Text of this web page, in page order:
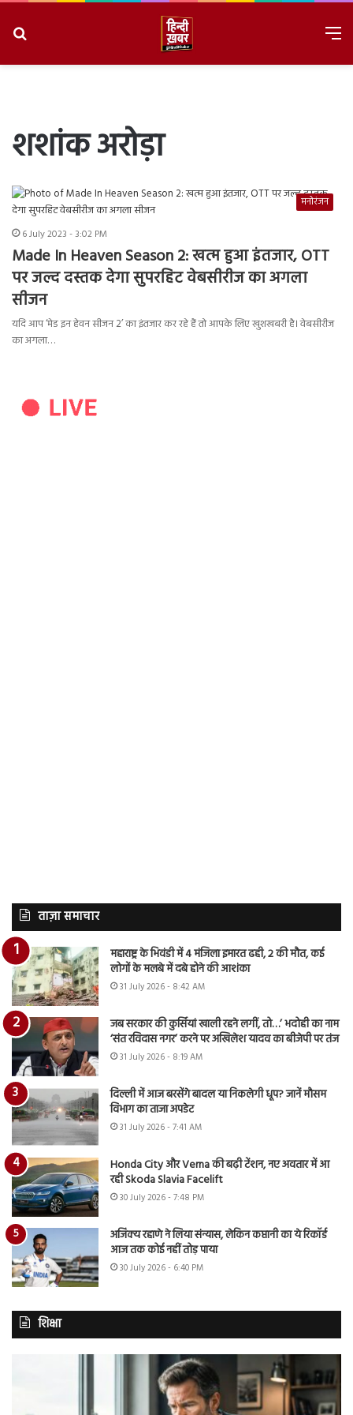
शशांक अरोड़ा
मनोरंजन
6 July 2023 - 3:02 PM
Made In Heaven Season 2: खत्म हुआ इंतजार, OTT
पर जल्द दस्तक देगा सुपरहिट वेबसीरीज का अगला
सीजन
यदि आप ‘मेड इन हेवन सीजन 2’ का इंतजार कर रहे हैं तो आपके लिए खुशखबरी है। वेबसीरीज
का अगला…
ताज़ा समाचार
महाराष्ट्र के भिवंडी में 4 मंजिला इमारत ढही, 2 की मौत, कई
लोगों के मलबे में दबे होने की आशंका
31 July 2026 - 8:42 AM
जब सरकार की कुर्सियां खाली रहने लगीं, तो…’ भदोही का नाम
‘संत रविदास नगर’ करने पर अखिलेश यादव का बीजेपी पर तंज
31 July 2026 - 8:19 AM
दिल्ली में आज बरसेंगे बादल या निकलेगी धूप? जानें मौसम
विभाग का ताजा अपडेट
31 July 2026 - 7:41 AM
Honda City और Verna की बढ़ी टेंशन, नए अवतार में आ
रही Skoda Slavia Facelift
30 July 2026 - 7:48 PM
अजिंक्य रहाणे ने लिया संन्यास, लेकिन कप्तानी का ये रिकॉर्ड
आज तक कोई नहीं तोड़ पाया
30 July 2026 - 6:40 PM
शिक्षा